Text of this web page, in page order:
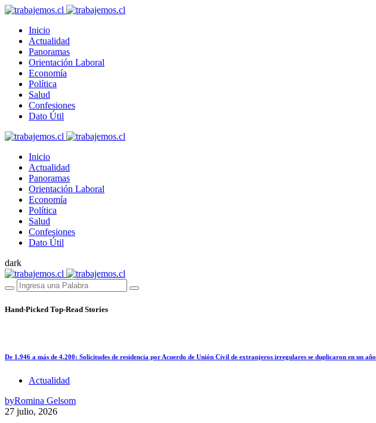
Inicio
Actualidad
Panoramas
Orientación Laboral
Economía
Política
Salud
Confesiones
Dato Útil
Inicio
Actualidad
Panoramas
Orientación Laboral
Economía
Política
Salud
Confesiones
Dato Útil
dark
Hand-Picked Top-Read Stories
De 1.946 a más de 4.200: Solicitudes de residencia por Acuerdo de Unión Civil de extranjeros irregulares se duplicaron en un año
Actualidad
byRomina Gelsom
27 julio, 2026